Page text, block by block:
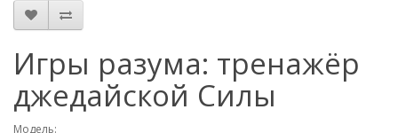
Игры разума: тренажёр
джедайской Силы
Модель: